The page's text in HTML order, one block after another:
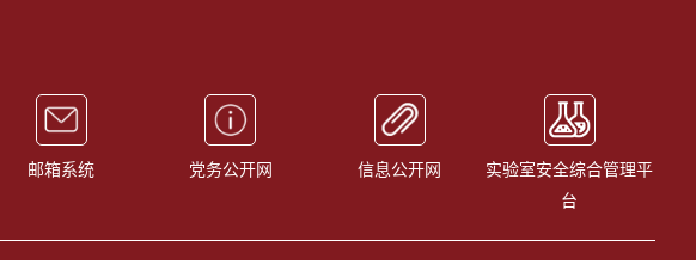
邮箱系统 党务公开网 信息公开网
实验室安全综合管理平
台